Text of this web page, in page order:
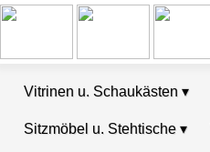
Vitrinen u. Schaukästen ▾
Sitzmöbel u. Stehtische ▾